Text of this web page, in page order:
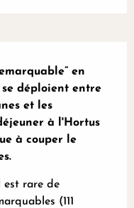
en
se déploient entre
et les
à l'Hortus
à couper le
est rare de
(111